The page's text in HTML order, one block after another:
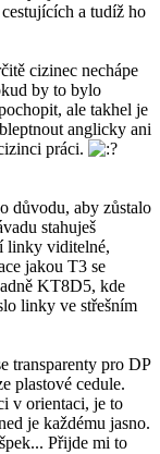
a tudíž ho
cizinec nechápe
by to bylo
ale takhel je
anglicky ani
práci.
důvodu, aby zůstalo
stahuješ
linky viditelné,
jakou T3 se
KT8D5, kde
linky ve střešním
transparenty pro DP
plastové cedule.
v orientaci, je to
je každému jasno.
Přijde mi to